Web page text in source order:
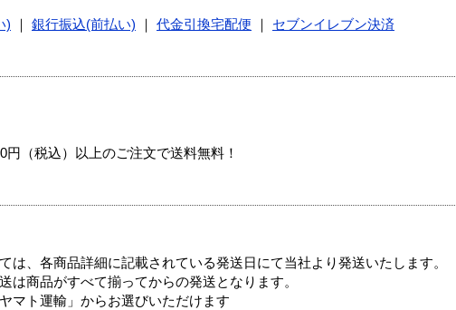
) 銀行振込(前払い) 代金引換宅配便
セブンイレブン決済
（税込）以上のご注文で送料無料！
は、各商品詳細に記載されている発送日にて当社より発送いたします。
は商品がすべて揃ってからの発送となります。
マト運輸」からお選びいただけます